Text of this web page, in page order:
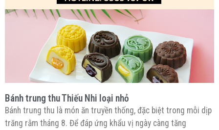
Bánh trung thu Thiếu Nhi loại nhỏ
Bánh trung thu là món ăn truyền thống, đặc biệt trong mỗi dịp
trăng rằm tháng 8. Để đáp ứng khẩu vị ngày càng tăng